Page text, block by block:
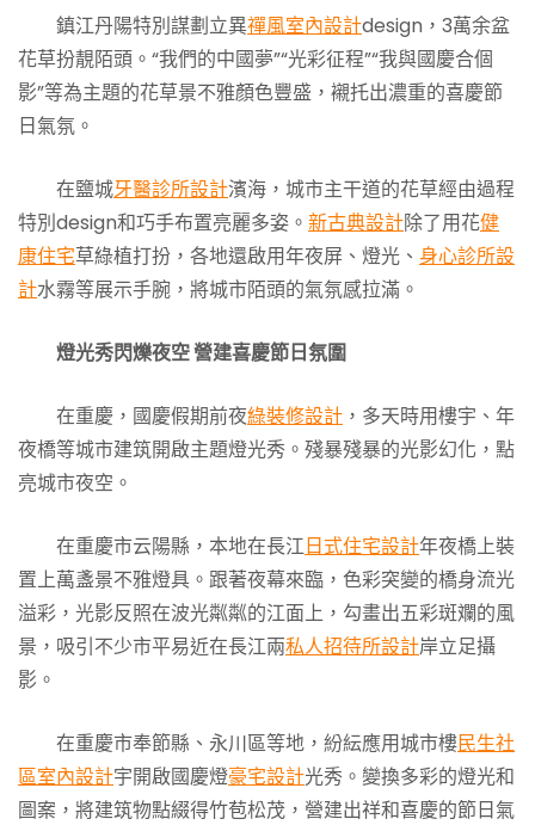
鎮江丹陽特別謀劃立異禪風室內設計design，3萬余盆
花草扮靚陌頭。“我們的中國夢”“光彩征程”“我與國慶合個
影”等為主題的花草景不雅顏色豐盛，襯托出濃重的喜慶節
日氣氛。
在鹽城牙醫診所設計濱海，城市主干道的花草經由過程
特別design和巧手布置亮麗多姿。 新古典設計除了用花健
康住宅草綠植打扮，各地還啟用年夜屏、燈光、 身心診所設
計水霧等展示手腕，將城市陌頭的氣氛感拉滿。
燈光秀閃爍夜空 營建喜慶節日氛圍
在重慶，國慶假期前夜綠裝修設計 ，多天時用樓宇、年
夜橋等城市建筑開啟主題燈光秀。殘暴殘暴的光影幻化，點
亮城市夜空。
在重慶市云陽縣，本地在長江日式住宅設計年夜橋上裝
置上萬盞景不雅燈具。跟著夜幕來臨，色彩突變的橋身流光
溢彩，光影反照在波光粼粼的江面上，勾畫出五彩斑斕的風
景，吸引不少市平易近在長江兩私人招待所設計岸立足攝
影。
在重慶市奉節縣、永川區等地，紛紜應用城市樓民生社
區室內設計宇開啟國慶燈豪宅設計光秀。變換多彩的燈光和
圖案，將建筑物點綴得竹苞松茂，營建出祥和喜慶的節日氣